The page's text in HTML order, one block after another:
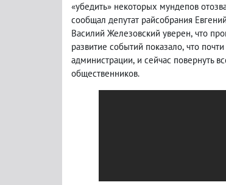
«убедить» некоторых мундепов
сообщал депутат райсобрания
Василий Железовский уверен, что
развитие событий показало, что
администрации, и сейчас повернуть
общественников.